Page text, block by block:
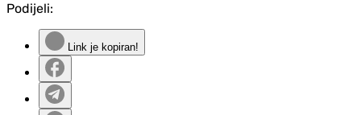
Podijeli:
Link je kopiran!